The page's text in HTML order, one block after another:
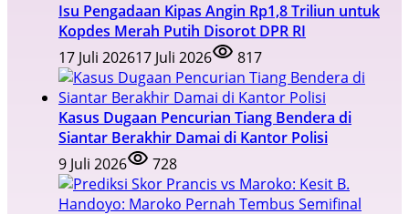
Isu Pengadaan Kipas Angin Rp1,8 Triliun untuk
Kopdes Merah Putih Disorot DPR RI
17 Juli 202617 Juli 2026 817
Kasus Dugaan Pencurian Tiang Bendera di
Siantar Berakhir Damai di Kantor Polisi
9 Juli 2026
728